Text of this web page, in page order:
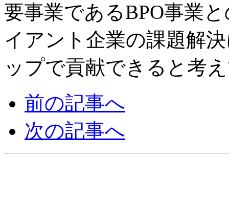
要事業であるBPO事業
イアント企業の課題解
ップで貢献できると考
前の記事へ
次の記事へ